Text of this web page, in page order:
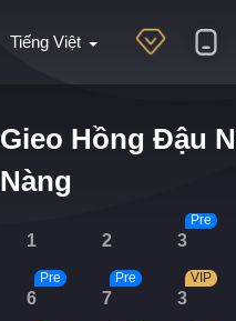
Tiếng Việt
Gieo Hồng Đậu
Nàng
1 2 3
Pre
6
Pre
7
Pre
3
VIP